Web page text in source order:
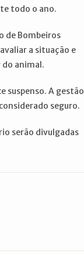
todo o ano.
de Bombeiros
a situação e
do animal.
suspenso. A gestão
seguro.
serão divulgadas